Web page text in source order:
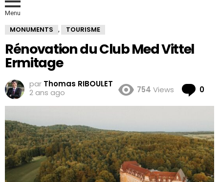
Menu
MONUMENTS , TOURISME
Rénovation du Club Med Vittel
Ermitage
par Thomas RIBOULET
2 ans ago
754 Views 0